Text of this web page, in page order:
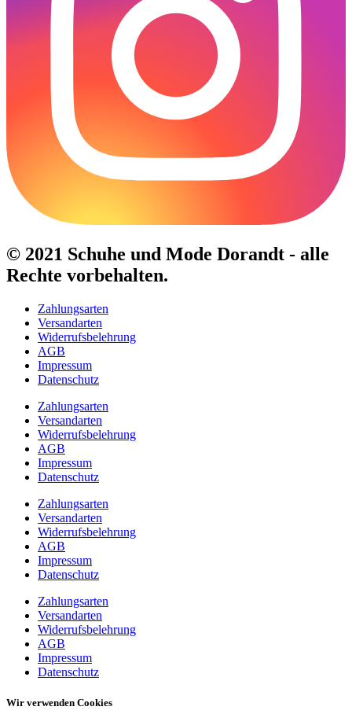
© 2021 Schuhe und Mode Dorandt - alle
Rechte vorbehalten.
Zahlungsarten
Versandarten
Widerrufsbelehrung
AGB
Impressum
Datenschutz
Zahlungsarten
Versandarten
Widerrufsbelehrung
AGB
Impressum
Datenschutz
Zahlungsarten
Versandarten
Widerrufsbelehrung
AGB
Impressum
Datenschutz
Zahlungsarten
Versandarten
Widerrufsbelehrung
AGB
Impressum
Datenschutz
Wir verwenden Cookies